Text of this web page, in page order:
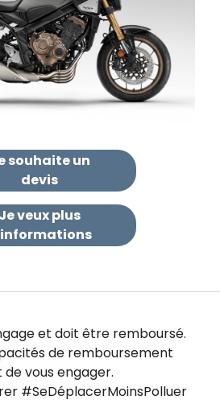
souhaite un
devis​
Je veux plus
et doit être remboursé.
de remboursement
vous engager.
#SeDéplacerMoinsPolluer